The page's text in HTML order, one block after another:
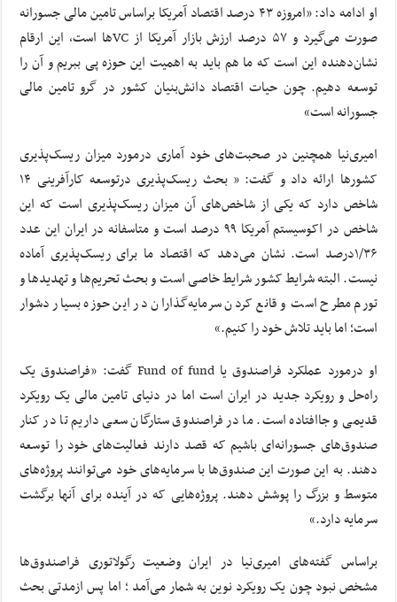
او ادامه داد: «امروزه ۴۳ درصد اقتصاد آمریکا براساس تامین مالی جسورانه
صورت می‌گیرد و ۵۷ درصد ارزش بازار آمریکا از VCها است، این ارقام
نشان‌دهنده این است که ما هم باید به اهمیت این حوزه پی ببریم و آن را
توسعه دهیم. چون حیات اقتصاد دانش‌بنیان کشور در گرو تامین مالی
جسورانه است»
امیری‌نیا همچنین در صحبت‌های خود آماری درمورد میزان ریسک‌پذیری
کشورها ارائه داد و گفت: « بحث ریسک‌پذیری درتوسعه کارآفرینی ۱۴
شاخص دارد که یکی از شاخص‌های آن میزان ریسک‌پذیری است که این
شاخص در اکوسیستم آمریکا ۹۹ درصد است و متاسفانه در ایران این عدد
۱/۳۶درصد است. نشان می‌دهد که اقتصاد ما برای ریسک‌پذیری آماده
نیست. البته شرایط کشور شرایط خاصی است و بحث تحریم‌ها و تهدیدها و
تورم مطرح است و قانع کردن سرمایه‌گذاران در این حوزه بسیار دشوار
است؛ اما باید تلاش خود را کنیم.»
او درمورد عملکرد فراصندوق یا Fund of fund گفت: «فراصندوق یک
راه‌حل و رویکرد جدید در ایران است اما در دنیای تامین مالی یک رویکرد
قدیمی و جاافتاده است. ما در فراصندوق ستارگان سعی داریم تا در کنار
صندوق‌های جسورانه‌ای باشیم که قصد دارند فعالیت‌های خود را توسعه
دهند. به این صورت این صندوق‌ها با سرمایه‌های خود می‌توانند پروژه‌های
متوسط و بزرگ را پوشش دهند. پروژه‌هایی که در آینده برای آنها برگشت
سرمایه دارد.»
براساس گفته‌های امیری‌نیا در ایران وضعیت رگولاتوری فراصندوق‌ها
مشخص نبود چون یک رویکرد نوین به شمار می‌آمد ؛ اما پس ازمدتی بحث